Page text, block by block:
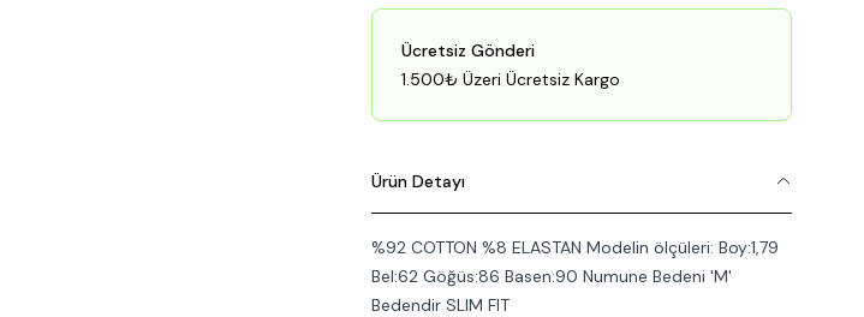
Ücretsiz Gönderi
1.500₺ Üzeri Ücretsiz Kargo
Ürün Detayı
%92 COTTON %8 ELASTAN Modelin ölçüleri: Boy:1,79
Bel:62 Göğüs:86 Basen:90 Numune Bedeni 'M'
Bedendir SLIM FIT